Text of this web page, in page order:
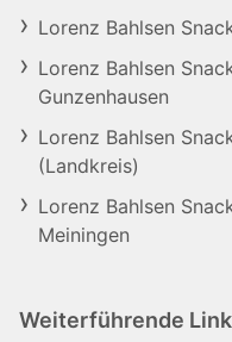
Lorenz Bahlsen
Lorenz Bahlsen
Gunzenhausen
Lorenz Bahlsen
(Landkreis)
Lorenz Bahlsen
Meiningen
Weiterführende